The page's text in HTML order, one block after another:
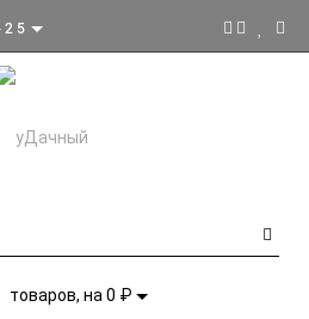
товаров, на 0 ₽